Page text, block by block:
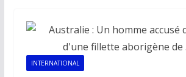
INTERNATIONAL